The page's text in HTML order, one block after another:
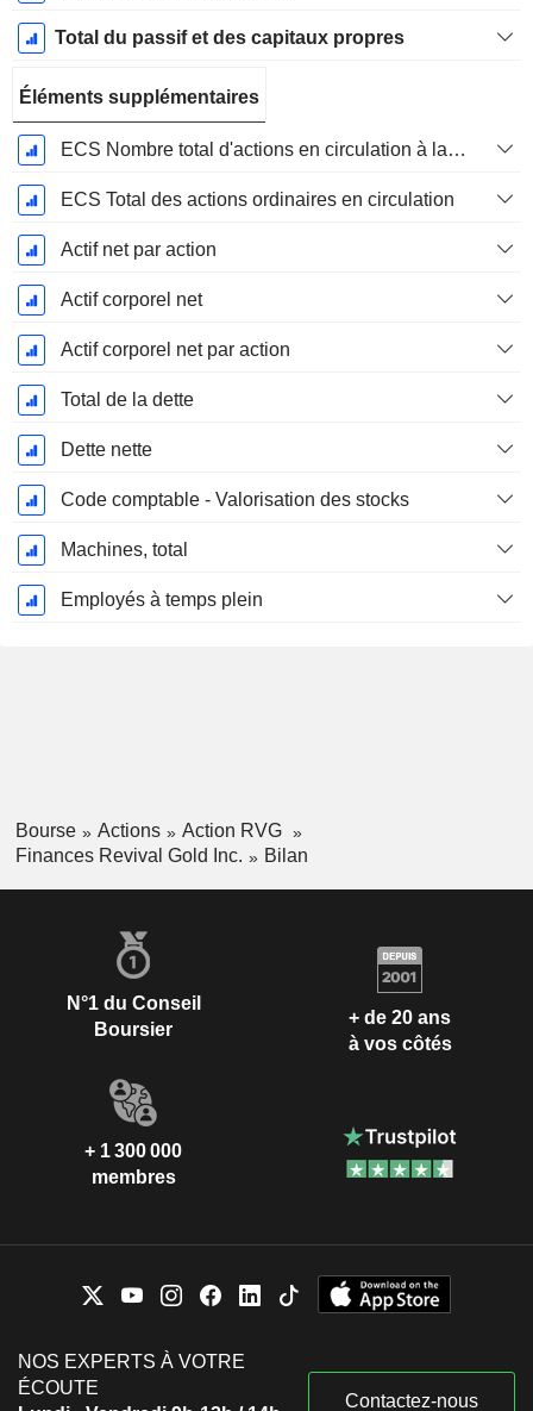
Total du passif et des capitaux propres
Éléments supplémentaires
ECS Nombre total d'actions en circulation à la date de dépôt
ECS Total des actions ordinaires en circulation
Actif net par action
Actif corporel net
Actif corporel net par action
Total de la dette
Dette nette
Code comptable - Valorisation des stocks
Machines, total
Employés à temps plein
Bourse Actions
Action RVG
Finances Revival Gold Inc.
Bilan
N°1 du Conseil
Boursier
+ de 20 ans
à vos côtés
+ 1 300 000
membres
NOS EXPERTS À VOTRE
ÉCOUTE
Contactez-nous